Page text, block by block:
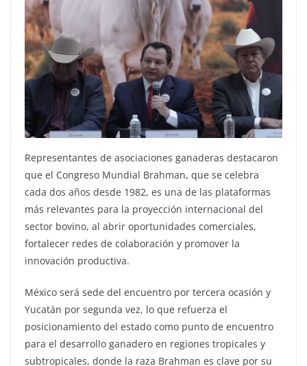
Representantes de asociaciones ganaderas destacaron
que el Congreso Mundial Brahman, que se celebra
cada dos años desde 1982, es una de las plataformas
más relevantes para la proyección internacional del
sector bovino, al abrir oportunidades comerciales,
fortalecer redes de colaboración y promover la
innovación productiva.
México será sede del encuentro por tercera ocasión y
Yucatán por segunda vez, lo que refuerza el
posicionamiento del estado como punto de encuentro
para el desarrollo ganadero en regiones tropicales y
subtropicales, donde la raza Brahman es clave por su